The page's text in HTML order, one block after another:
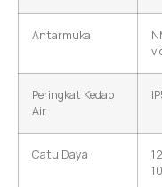
Antarmuka
Peringkat Kedap
Air
Catu Daya